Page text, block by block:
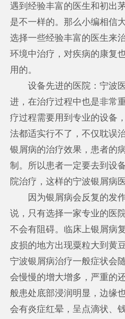
遇到经验丰富的医生和初出
是不一样的。那么小编相信
选择一些经验丰富的医生来
环境中治疗，对疾病的康复
用的。
设备先进的医院：宁波医
进，在治疗过程中也是非常
疗过程需要用到专业的设备
法都适实行不了，不仅耽误
银屑病的治疗效果，患者的
制。所以患者一定要去到设
院治疗，这样的宁波银屑病
因为银屑病会反复的发作
说，只有选择一家专业的医
不会有阻碍。临床上银屑病
皮损的地方出现粟粒大到黄
宁波银屑病治疗一般症状会
会慢慢的增大增多，严重的
般患处底部浸润明显，边缘
会有炎症红晕，呈点滴状、